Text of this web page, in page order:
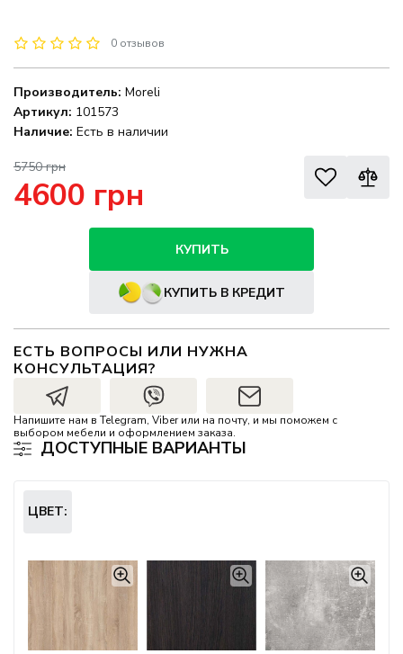
0 отзывов
Производитель: Moreli
Артикул: 101573
Наличие: Есть в наличии
5750 грн
4600 грн
КУПИТЬ
КУПИТЬ В КРЕДИТ
ЕСТЬ ВОПРОСЫ ИЛИ НУЖНА
КОНСУЛЬТАЦИЯ?
Напишите нам в Telegram, Viber или на почту, и мы поможем с
выбором мебели и оформлением заказа.
ДОСТУПНЫЕ ВАРИАНТЫ
ЦВЕТ: